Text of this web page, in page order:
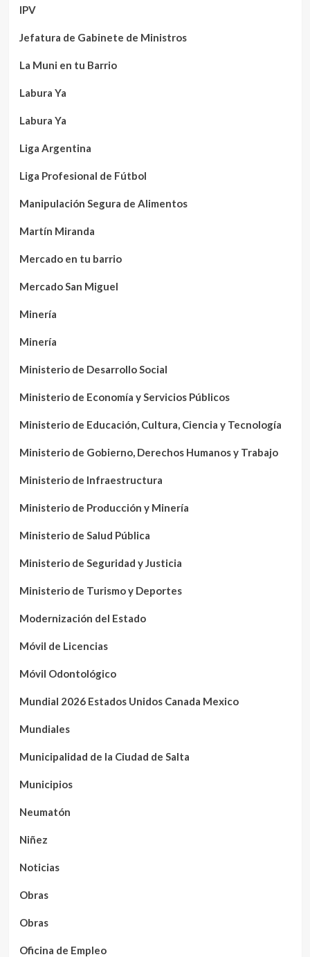
IPV
Jefatura de Gabinete de Ministros
La Muni en tu Barrio
Labura Ya
Labura Ya
Liga Argentina
Liga Profesional de Fútbol
Manipulación Segura de Alimentos
Martín Miranda
Mercado en tu barrio
Mercado San Miguel
Minería
Minería
Ministerio de Desarrollo Social
Ministerio de Economía y Servicios Públicos
Ministerio de Educación, Cultura, Ciencia y Tecnología
Ministerio de Gobierno, Derechos Humanos y Trabajo
Ministerio de Infraestructura
Ministerio de Producción y Minería
Ministerio de Salud Pública
Ministerio de Seguridad y Justicia
Ministerio de Turismo y Deportes
Modernización del Estado
Móvil de Licencias
Móvil Odontológico
Mundial 2026 Estados Unidos Canada Mexico
Mundiales
Municipalidad de la Ciudad de Salta
Municipios
Neumatón
Niñez
Noticias
Obras
Obras
Oficina de Empleo